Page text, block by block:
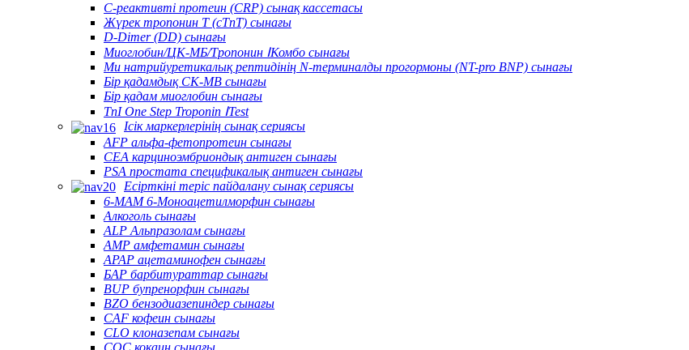
C-реактивті протеин (CRP) сынақ кассетасы
Жүрек тропонин T (cTnT) сынағы
D-Dimer (DD) сынағы
Миоглобин/ЦК-МБ/Тропонин ⅠКомбо сынағы
Ми натрийуретикалық рептидінің N-терминалды прогормоны (NT-pro BNP) сынағы
Бір қадамдық CK-MB сынағы
Бір қадам миоглобин сынағы
TnI One Step Troponin ⅠTest
Ісік маркерлерінің сынақ сериясы
AFP альфа-фетопротеин сынағы
CEA карциноэмбриондық антиген сынағы
PSA простата спецификалық антиген сынағы
Есірткіні теріс пайдалану сынақ сериясы
6-MAM 6-Моноацетилморфин сынағы
Алкоголь сынағы
ALP Альпразолам сынағы
AMP амфетамин сынағы
APAP ацетаминофен сынағы
БАР барбитураттар сынағы
BUP бупренорфин сынағы
BZO бензодиазепиндер сынағы
CAF кофеин сынағы
CLO клоназепам сынағы
COC кокаин сынағы